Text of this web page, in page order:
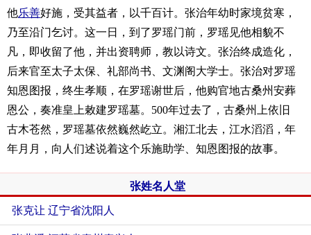
他乐善好施，受其益者，以千百计。张治年幼时家境贫寒，
乃至沿门乞讨。这一日，到了罗瑶门前，罗瑶见他相貌不
凡，即收留了他，并出资聘师，教以诗文。张治终成造化，
后来官至太子太保、礼部尚书、文渊阁大学士。张治对罗瑶
知恩图报，终生孝顺，在罗瑶谢世后，他购官地古桑州安葬
恩公，奏准皇上敕建罗瑶墓。500年过去了，古桑州上依旧
古木苍然，罗瑶墓依然巍然屹立。湘江北去，江水滔滔，年
年月月，向人们述说着这个乐施助学、知恩图报的故事。
张姓名人堂
张克让 辽宁省沈阳人